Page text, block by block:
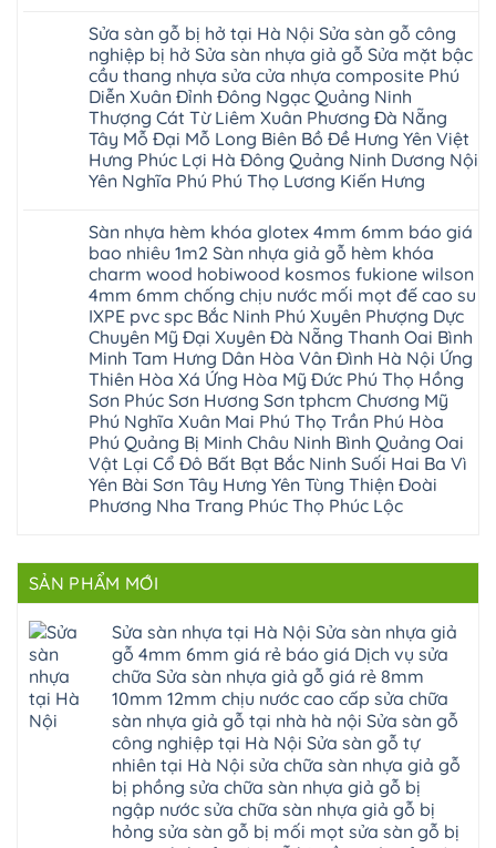
Ninh
hưng
yên
Lâm
Thao
Tam
Nông
hải
phòng
Thanh
Thủy
Tân
Bắc
Ninh
Gia
Lâm
Hà
Nam
Hà
Nội
Hưng
Yên
Đông
Anh
Nam
Định
Sóc
Sơn
Ninh
Bình
Thái
Bình
Vĩnh
Phúc
Tây
Hồ
Thanh
Hóa
Đống
Đa
Nghệ
An
thanh
oai
ứng
hòa
long
biên
sài
gòn
đông
anh
sóc
sơn
đà
nẵng
thanh
xuân
cầu
giấy
hoành
bồ
hạ
long
ninh
giang
hoàng
mai
quảng
ninh
tây
hồ
sơn
tây
thất
mê
linh
thanh
quốc
đông
phòng
xuyên
đống
Nội
Sửa
sàn
nhựa
giả
gỗ
Sửa
mặt
bậc
cầu
thang
nhựa
nhựa
composite
Phúc
Thọ
Phúc
Lộc
Hát
Môn
Sài
Gòn
Thạch
Thất
Hạ
Bằng
Tây
Phương
tphcm
Hòa
Lạc
Yên
Xuân
Đạo
Đà
Nẵng
Đồng
Dương
Đồng
Khánh
bình
luận
ở
Sửa
chữa
sàn
gỗ
tại
Hà
Nội
Sửa
sàn
nghiệp
tại
Hà
Nội
Sửa
sàn
nhựa
giả
gỗ
Sửa
mặt
bậc
cầu
thang
nhựa
sửa
cửa
nhựa
composite
Thanh
Nam
Phù
Thanh
Thượng
Phúc
Thường
Chương
Dương
Hồng
Sửa sàn gỗ bị hở tại Hà Nội Sửa sàn gỗ công
nghiệp bị hở Sửa sàn nhựa giả gỗ Sửa mặt bậc
cầu thang nhựa sửa cửa nhựa composite Phú
Diễn Xuân Đỉnh Đông Ngạc Quảng Ninh
Thượng Cát Từ Liêm Xuân Phương Đà Nẵng
Tây Mỗ Đại Mỗ Long Biên Bồ Đề Hưng Yên Việt
Hưng Phúc Lợi Hà Đông Quảng Ninh Dương Nội
Yên Nghĩa Phú Phú Thọ Lương Kiến Hưng
bình
luận
ở
Sửa
sàn
gỗ
bị
hở
tại
Hà
Nội
Sửa
sàn
gỗ
công
nghiệp
bị
hở
Sửa
sàn
Sửa
mặt
bậc
cầu
nhựa
nhựa
composite
Xuân
Đông
Ngạc
Quảng
Thượng
Sàn nhựa hèm khóa glotex 4mm 6mm báo giá
bao nhiêu 1m2 Sàn nhựa giả gỗ hèm khóa
charm wood hobiwood kosmos fukione wilson
4mm 6mm chống chịu nước mối mọt đế cao su
IXPE pvc spc Bắc Ninh Phú Xuyên Phượng Dực
Chuyên Mỹ Đại Xuyên Đà Nẵng Thanh Oai Bình
Minh Tam Hưng Dân Hòa Vân Đình Hà Nội Ứng
Thiên Hòa Xá Ứng Hòa Mỹ Đức Phú Thọ Hồng
Sơn Phúc Sơn Hương Sơn tphcm Chương Mỹ
Phú Nghĩa Xuân Mai Phú Thọ Trần Phú Hòa
Phú Quảng Bị Minh Châu Ninh Bình Quảng Oai
Vật Lại Cổ Đô Bất Bạt Bắc Ninh Suối Hai Ba Vì
Yên Bài Sơn Tây Hưng Yên Tùng Thiện Đoài
Phương Nha Trang Phúc Thọ Phúc Lộc
luận
ở
Sàn
khóa
glotex
4mm
6mm
nhiêu
nhựa
SẢN PHẨM MỚI
Sửa sàn nhựa tại Hà Nội Sửa sàn nhựa giả
gỗ 4mm 6mm giá rẻ báo giá Dịch vụ sửa
chữa Sửa sàn nhựa giả gỗ giá rẻ 8mm
10mm 12mm chịu nước cao cấp sửa chữa
sàn nhựa giả gỗ tại nhà hà nội Sửa sàn gỗ
công nghiệp tại Hà Nội Sửa sàn gỗ tự
nhiên tại Hà Nội sửa chữa sàn nhựa giả gỗ
bị phồng sửa chữa sàn nhựa giả gỗ bị
ngập nước sửa chữa sàn nhựa giả gỗ bị
hỏng sửa sàn gỗ bị mối mọt sửa sàn gỗ bị